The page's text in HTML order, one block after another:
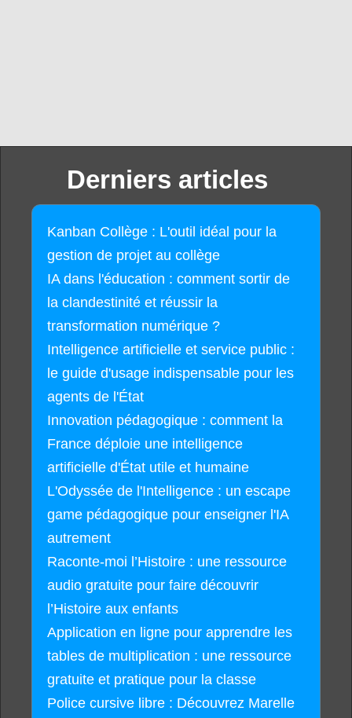
Derniers articles
Kanban Collège : L'outil idéal pour la
gestion de projet au collège
IA dans l'éducation : comment sortir de
la clandestinité et réussir la
transformation numérique ?
Intelligence artificielle et service public :
le guide d'usage indispensable pour les
agents de l'État
Innovation pédagogique : comment la
France déploie une intelligence
artificielle d'État utile et humaine
L'Odyssée de l'Intelligence : un escape
game pédagogique pour enseigner l'IA
autrement
Raconte-moi l’Histoire : une ressource
audio gratuite pour faire découvrir
l’Histoire aux enfants
Application en ligne pour apprendre les
tables de multiplication : une ressource
gratuite et pratique pour la classe
Police cursive libre : Découvrez Marelle